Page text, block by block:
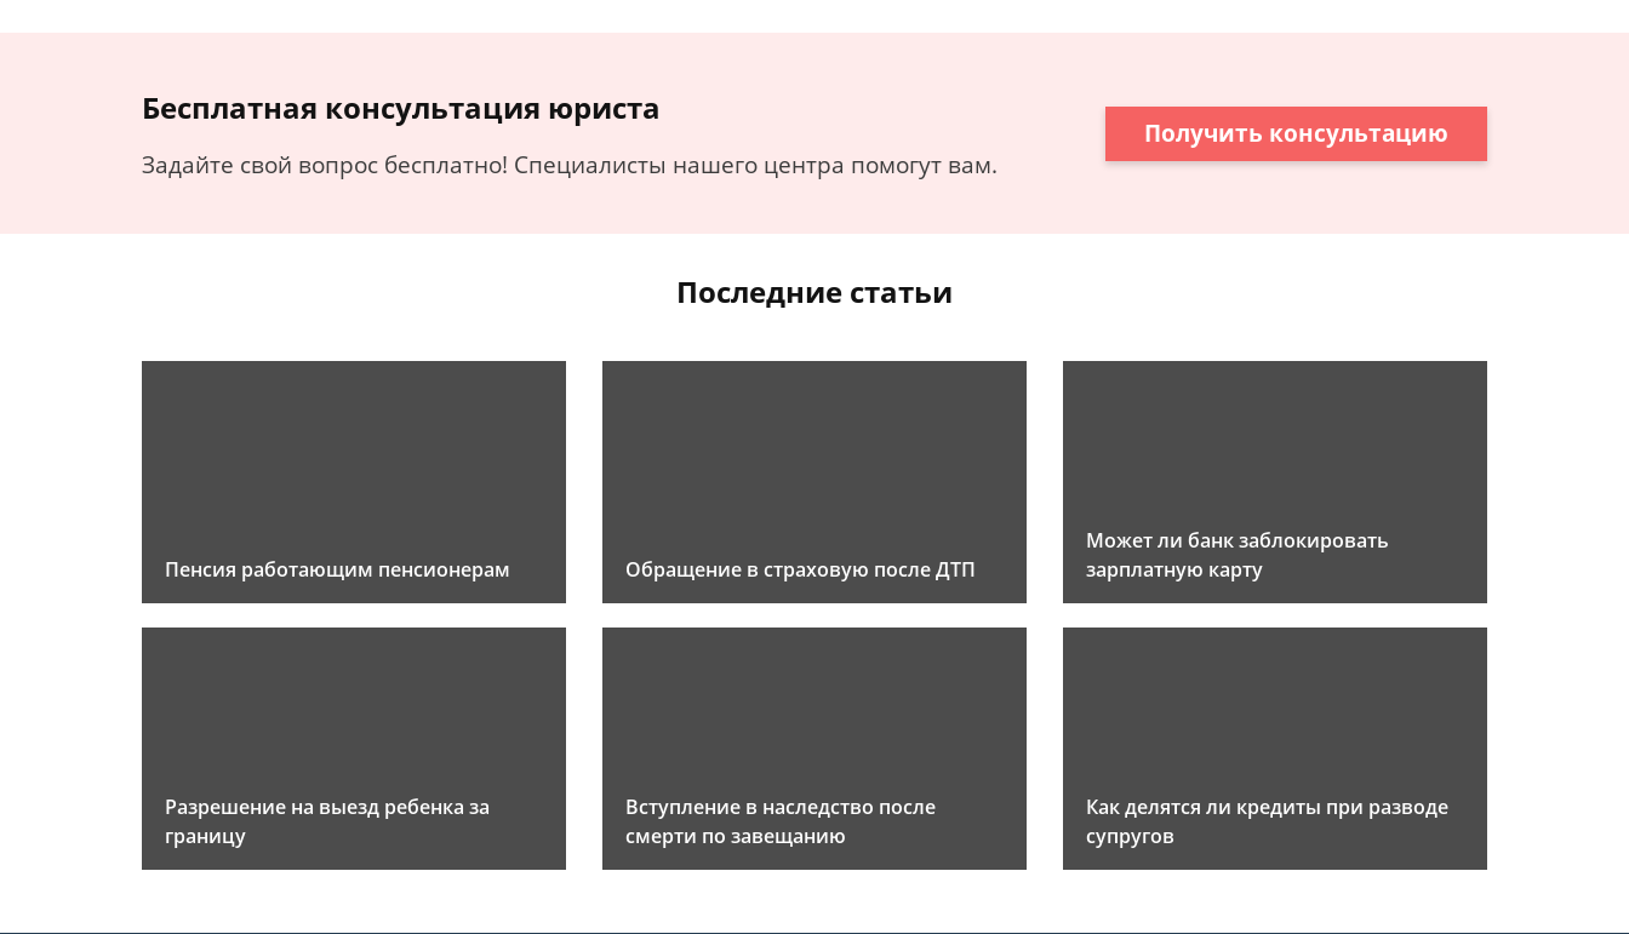
Бесплатная консультация юриста
Задайте свой вопрос бесплатно! Специалисты нашего центра помогут вам.
Получить консультацию
Последние статьи
Пенсия работающим пенсионерам Обращение в страховую после ДТП
Может ли банк заблокировать
зарплатную карту
Разрешение на выезд ребенка за
границу
Вступление в наследство после
смерти по завещанию
Как делятся ли кредиты при разводе
супругов